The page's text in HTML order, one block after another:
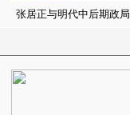
张居正与明代中后期政局